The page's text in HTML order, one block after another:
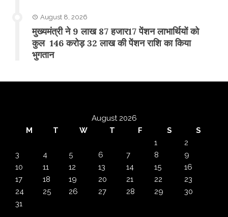
August 8, 2026
मुख्यमंत्री ने 9 लाख 87 हजार17 पेंशन लाभार्थियों को
कुल 146 करोड़ 32 लाख की पेंशन राशि का किया
भुगतान
August 2026
M
T W T F S
S
1
2
3
4 5 6 7 8
9
10
11 12 13 14 15
16
17
18 19 20 21 22
23
24
25 26 27 28 29
30
31